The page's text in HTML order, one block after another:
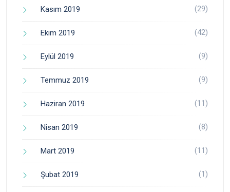
Kasım 2019 (29)
Ekim 2019 (42)
Eylül 2019 (9)
Temmuz 2019 (9)
Haziran 2019 (11)
Nisan 2019 (8)
Mart 2019 (11)
Şubat 2019 (1)